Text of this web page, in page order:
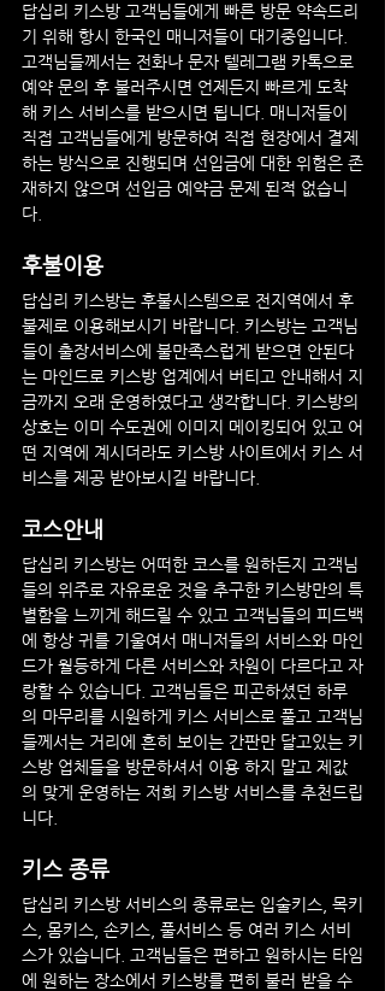
답십리 키스방 고객님들에게 빠른 방문 약속드리
기 위해 항시 한국인 매니저들이 대기중입니다.
고객님들께서는 전화나 문자 텔레그램 카톡으로
예약 문의 후 불러주시면 언제든지 빠르게 도착
해 키스 서비스를 받으시면 됩니다. 매니저들이
직접 고객님들에게 방문하여 직접 현장에서 결제
하는 방식으로 진행되며 선입금에 대한 위험은 존
재하지 않으며 선입금 예약금 문제 된적 없습니
다.
후불이용
답십리 키스방는 후불시스템으로 전지역에서 후
불제로 이용해보시기 바랍니다. 키스방는 고객님
들이 출장서비스에 불만족스럽게 받으면 안된다
는 마인드로 키스방 업계에서 버티고 안내해서 지
금까지 오래 운영하였다고 생각합니다. 키스방의
상호는 이미 수도권에 이미지 메이킹되어 있고 어
떤 지역에 계시더라도 키스방 사이트에서 키스 서
비스를 제공 받아보시길 바랍니다.
코스안내
답십리 키스방는 어떠한 코스를 원하든지 고객님
들의 위주로 자유로운 것을 추구한 키스방만의 특
별함을 느끼게 해드릴 수 있고 고객님들의 피드백
에 항상 귀를 기울여서 매니저들의 서비스와 마인
드가 월등하게 다른 서비스와 차원이 다르다고 자
랑할 수 있습니다. 고객님들은 피곤하셨던 하루
의 마무리를 시원하게 키스 서비스로 풀고 고객님
들께서는 거리에 흔히 보이는 간판만 달고있는 키
스방 업체들을 방문하셔서 이용 하지 말고 제값
의 맞게 운영하는 저희 키스방 서비스를 추천드립
니다.
키스 종류
답십리 키스방 서비스의 종류로는 입술키스, 목키
스, 몸키스, 손키스, 풀서비스 등 여러 키스 서비
스가 있습니다. 고객님들은 편하고 원하시는 타임
에 원하는 장소에서 키스방를 편히 불러 받을 수